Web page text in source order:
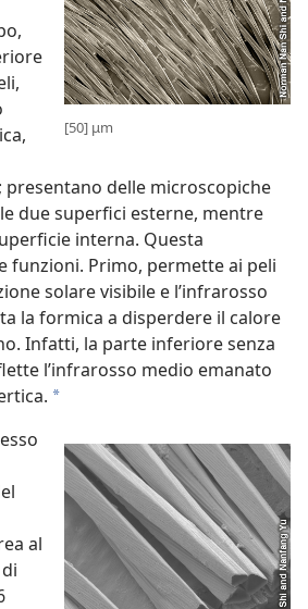
[50] μm
delle microscopiche
due superfici esterne, mentre
interna. Questa
funzioni. Primo, permette ai peli
solare visibile e l’infrarosso
la formica a disperdere il calore
Infatti, la parte inferiore senza
l’infrarosso medio emanato
*
al